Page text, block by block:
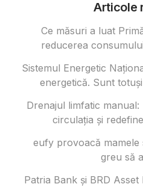
Articole
Ce măsuri a luat
reducerea
Sistemul Energetic
energetică. Sunt
Drenajul limfatic
circulația și
eufy provoacă mamele
greu să
Patria Bank și BRD